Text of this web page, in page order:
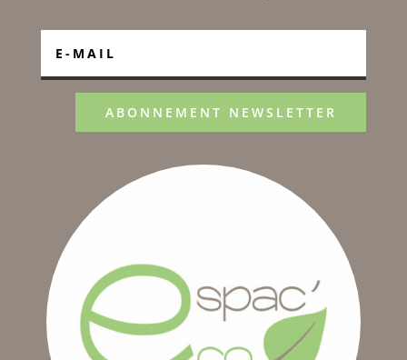
ABONNEMENT NEWSLETTER